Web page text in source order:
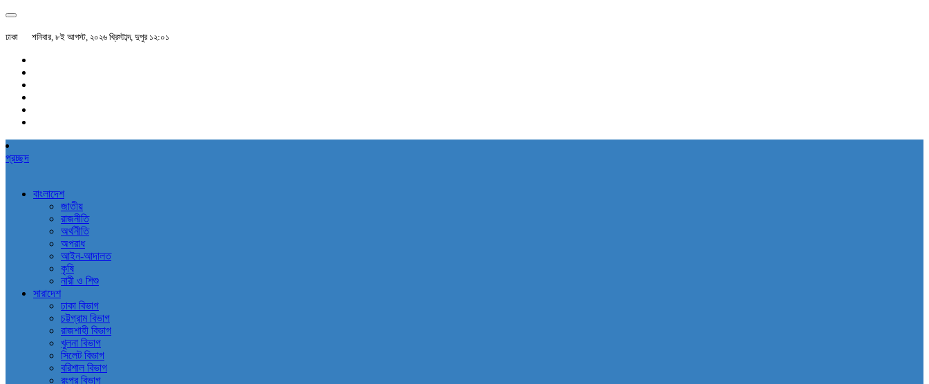
ঢাকা শনিবার, ৮ই আগস্ট, ২০২৬ খ্রিস্টাব্দ, দুপুর ১২:০১
প্রচ্ছদ
বাংলাদেশ
জাতীয়
রাজনীতি
অর্থনীতি
অপরাধ
আইন-আদালত
কৃষি
নারী ও শিশু
সারাদেশ
ঢাকা বিভাগ
চট্টগ্রাম বিভাগ
রাজশাহী বিভাগ
খুলনা বিভাগ
সিলেট বিভাগ
বরিশাল বিভাগ
রংপুর বিভাগ